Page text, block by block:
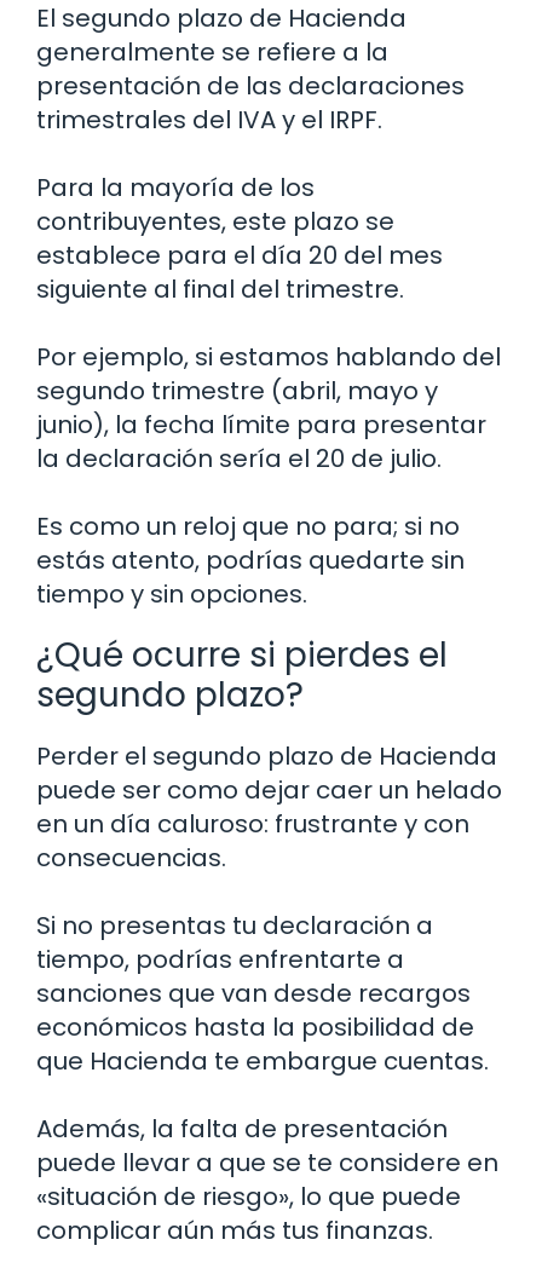
El segundo plazo de Hacienda
generalmente se refiere a la
presentación de las declaraciones
trimestrales del IVA y el IRPF.
Para la mayoría de los
contribuyentes, este plazo se
establece para el día 20 del mes
siguiente al final del trimestre.
Por ejemplo, si estamos hablando del
segundo trimestre (abril, mayo y
junio), la fecha límite para presentar
la declaración sería el 20 de julio.
Es como un reloj que no para; si no
estás atento, podrías quedarte sin
tiempo y sin opciones.
¿Qué ocurre si pierdes el
segundo plazo?
Perder el segundo plazo de Hacienda
puede ser como dejar caer un helado
en un día caluroso: frustrante y con
consecuencias.
Si no presentas tu declaración a
tiempo, podrías enfrentarte a
sanciones que van desde recargos
económicos hasta la posibilidad de
que Hacienda te embargue cuentas.
Además, la falta de presentación
puede llevar a que se te considere en
«situación de riesgo», lo que puede
complicar aún más tus finanzas.